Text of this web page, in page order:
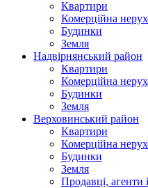
Квартири
Комерційна
Будинки
Земля
Надвірнянський район
Квартири
Комерційна
Будинки
Земля
Верховинський район
Квартири
Комерційна
Будинки
Земля
Продавці, агенти